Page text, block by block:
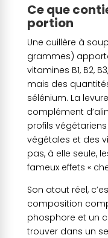
Ce que
portion
Une cuillère à
grammes)
vitamines B1, B2,
mais des
sélénium. La
complément
profils
végétales et des
pas, à elle seule,
fameux effets «
Son atout réel,
composition
phosphore et un
trouver dans un